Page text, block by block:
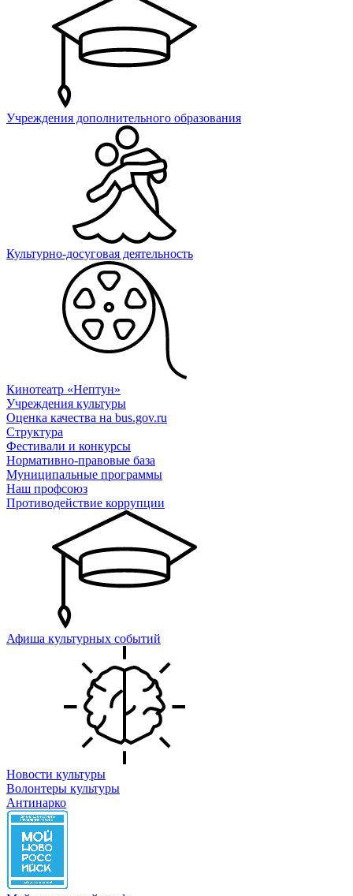
Учреждения дополнительного образования
Культурно-досуговая деятельность
Кинотеатр «Нептун»
Учреждения культуры
Оценка качества на bus.gov.ru
Структура
Фестивали и конкурсы
Нормативно-правовые база
Муниципальные программы
Наш профсоюз
Противодействие коррупции
Афиша культурных событий
Новости культуры
Волонтеры культуры
Антинарко